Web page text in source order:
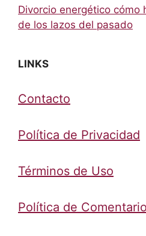
Divorcio energético cómo
de los lazos del pasado
LINKS
Contacto
Política de Privacidad
Términos de Uso
Política de